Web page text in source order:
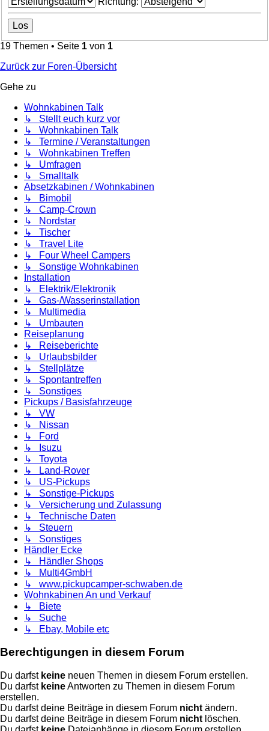
19 Themen • Seite 1 von 1
Zurück zur Foren-Übersicht
Gehe zu
Wohnkabinen Talk
↳ Stellt euch kurz vor
↳ Wohnkabinen Talk
↳ Termine / Veranstaltungen
↳ Wohnkabinen Treffen
↳ Umfragen
↳ Smalltalk
Absetzkabinen / Wohnkabinen
↳ Bimobil
↳ Camp-Crown
↳ Nordstar
↳ Tischer
↳ Travel Lite
↳ Four Wheel Campers
↳ Sonstige Wohnkabinen
Installation
↳ Elektrik/Elektronik
↳ Gas-/Wasserinstallation
↳ Multimedia
↳ Umbauten
Reiseplanung
↳ Reiseberichte
↳ Urlaubsbilder
↳ Stellplätze
↳ Spontantreffen
↳ Sonstiges
Pickups / Basisfahrzeuge
↳ VW
↳ Nissan
↳ Ford
↳ Isuzu
↳ Toyota
↳ Land-Rover
↳ US-Pickups
↳ Sonstige-Pickups
↳ Versicherung und Zulassung
↳ Technische Daten
↳ Steuern
↳ Sonstiges
Händler Ecke
↳ Händler Shops
↳ Multi4GmbH
↳ www.pickupcamper-schwaben.de
Wohnkabinen An und Verkauf
↳ Biete
↳ Suche
↳ Ebay, Mobile etc
Berechtigungen in diesem Forum
Du darfst keine neuen Themen in diesem Forum erstellen.
Du darfst keineAntworten zu Themen in diesem Forum
erstellen.
Du darfst deine Beiträge in diesem Forum nicht ändern.
Du darfst deine Beiträge in diesem Forum nicht löschen.